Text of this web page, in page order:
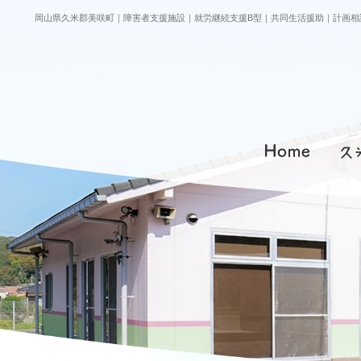
岡山県久米郡美咲町｜障害者支援施設｜就労継続支援B型｜共同生活援助｜計画相